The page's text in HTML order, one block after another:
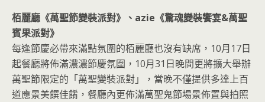
栢麗廳《萬聖節變裝派對》、azie《驚魂變裝饗宴&萬聖
賓果派對》
每逢節慶必帶來滿點氛圍的栢麗廳也沒有缺席，10月17日
起餐廳將佈滿濃濃節慶氛圍，10月31日晚間更將擴大舉辦
萬聖節限定的「萬聖變裝派對」，當晚不僅提供多達上百
道應景美饌佳餚，餐廳內更佈滿萬聖鬼節場景佈置與拍照